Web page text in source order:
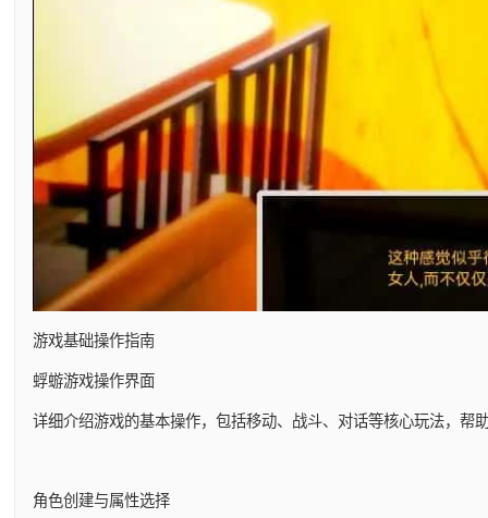
游戏基础操作指南
蜉蝣游戏操作界面
详细介绍游戏的基本操作，包括移动、战斗、对话等核心玩法，帮
角色创建与属性选择